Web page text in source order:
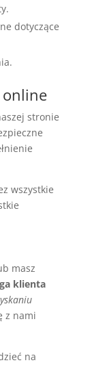
dotyczące
online
stronie
wszystkie
masz
klienta
z nami
na